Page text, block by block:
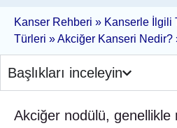
Kanser Rehberi » Kanserle İlgili
Türleri »Akciğer Kanseri Nedir?
Başlıkları inceleyin
Akciğer nodülü, genellikle